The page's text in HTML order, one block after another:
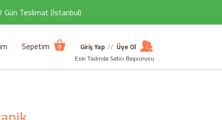
Gün Teslimat (İstanbul)
Sepetim 0 Giriş Yap // Üye Ol
Eski Tadında Satıcı Başvurusu